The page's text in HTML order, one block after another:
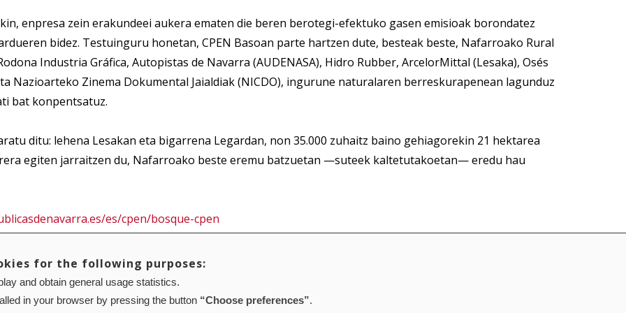
enpresa zein erakundeei aukera ematen die beren berotegi-efektuko gasen emisioak borondatez
bidez. Testuinguru honetan, CPEN Basoan parte hartzen dute, besteak beste, Nafarroako Rural
Industria Gráfica, Autopistas de Navarra (AUDENASA), Hidro Rubber, ArcelorMittal (Lesaka), Osés
Nazioarteko Zinema Dokumental Jaialdiak (NICDO), ingurune naturalaren berreskurapenean lagunduz
bat konpentsatuz.
ditu: lehena Lesakan eta bigarrena Legardan, non 35.000 zuhaitz baino gehiagorekin 21 hektarea
egiten jarraitzen du, Nafarroako beste eremu batzuetan —suteek kaltetutakoetan— eredu hau
es/cpen/bosque-cpen
Mapa web Configuración de cookies
for the following purposes:
and obtain general usage statistics.
in your browser by pressing the button “Choose preferences”.